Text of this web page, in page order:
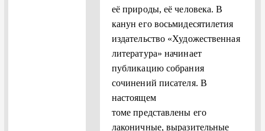
её природы, её человека. В
канун его восьмидесятилетия
издательство «Художественная
литература» начинает
публикацию собрания
сочинений писателя. В
настоящем
томе представлены его
лаконичные, выразительные